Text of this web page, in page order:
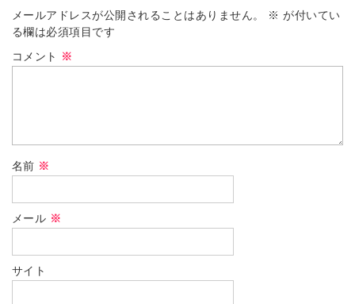
メールアドレスが公開されることはありません。 ※ が付いてい
る欄は必須項目です
コメント ※
名前 ※
メール ※
サイト